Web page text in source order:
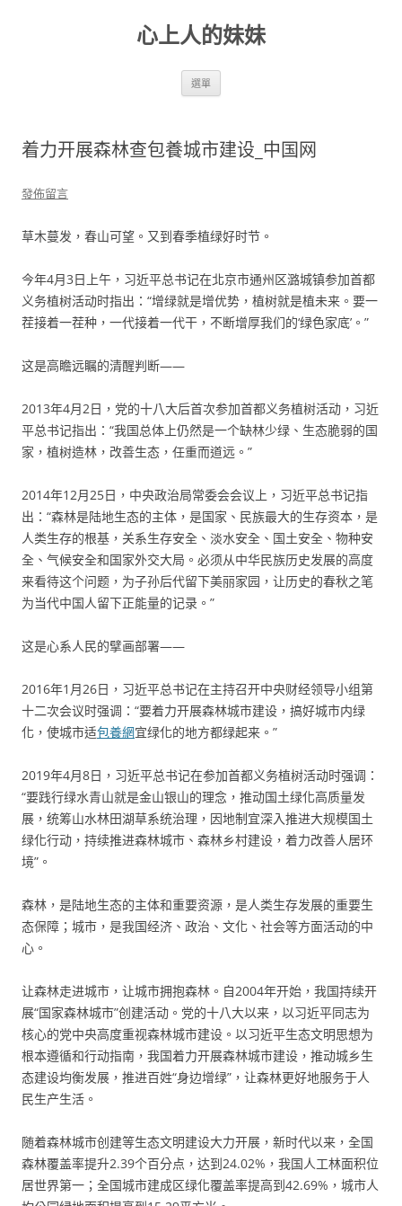
心上人的妹妹
選單
着力开展森林查包養城市建设_中国网
發佈留言
草木蔓发，春山可望。又到春季植绿好时节。
今年4月3日上午，习近平总书记在北京市通州区潞城镇参加首都
义务植树活动时指出：“增绿就是增优势，植树就是植未来。要一
茬接着一茬种，一代接着一代干，不断增厚我们的‘绿色家底’。”
这是高瞻远瞩的清醒判断——
2013年4月2日，党的十八大后首次参加首都义务植树活动，习近
平总书记指出：“我国总体上仍然是一个缺林少绿、生态脆弱的国
家，植树造林，改善生态，任重而道远。”
2014年12月25日，中央政治局常委会会议上，习近平总书记指
出：“森林是陆地生态的主体，是国家、民族最大的生存资本，是
人类生存的根基，关系生存安全、淡水安全、国土安全、物种安
全、气候安全和国家外交大局。必须从中华民族历史发展的高度
来看待这个问题，为子孙后代留下美丽家园，让历史的春秋之笔
为当代中国人留下正能量的记录。”
这是心系人民的擘画部署——
2016年1月26日，习近平总书记在主持召开中央财经领导小组第
十二次会议时强调：“要着力开展森林城市建设，搞好城市内绿
化，使城市适包養網宜绿化的地方都绿起来。”
2019年4月8日，习近平总书记在参加首都义务植树活动时强调：
“要践行绿水青山就是金山银山的理念，推动国土绿化高质量发
展，统筹山水林田湖草系统治理，因地制宜深入推进大规模国土
绿化行动，持续推进森林城市、森林乡村建设，着力改善人居环
境”。
森林，是陆地生态的主体和重要资源，是人类生存发展的重要生
态保障；城市，是我国经济、政治、文化、社会等方面活动的中
心。
让森林走进城市，让城市拥抱森林。自2004年开始，我国持续开
展“国家森林城市”创建活动。党的十八大以来，以习近平同志为
核心的党中央高度重视森林城市建设。以习近平生态文明思想为
根本遵循和行动指南，我国着力开展森林城市建设，推动城乡生
态建设均衡发展，推进百姓“身边增绿”，让森林更好地服务于人
民生产生活。
随着森林城市创建等生态文明建设大力开展，新时代以来，全国
森林覆盖率提升2.39个百分点，达到24.02%，我国人工林面积位
居世界第一；全国城市建成区绿化覆盖率提高到42.69%，城市人